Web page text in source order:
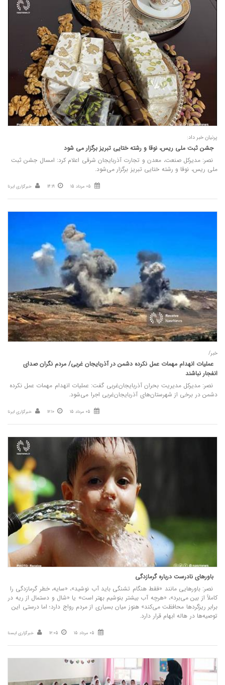
پرنیان خبر داد:
جشن ثبت ملی ریس، نوقا و رشته ختایی تبریز برگزار می شود
نصر: مدیرکل صنعت، معدن و تجارت آذربایجان‌ شرقی اعلام کرد: امسال جشن ثبت
ملی ریس، نوقا و رشته ختایی تبریز برگزار می‌شود.
05 مرداد 15 14:19 خبرگزاری ایرنا
خبر/
عملیات انهدام مهمات عمل نکرده دشمن در آذربایجان‌ غربی/ مردم نگران صدای
انفجار نباشند
نصر: مدیرکل مدیریت بحران آذربایجان‌غربی گفت: عملیات انهدام مهمات عمل نکرده
دشمن در برخی از شهرستان‌های آذربایجان‌غربی اجرا می‌شود.
05 مرداد 15 12:10 خبرگزاری ایرنا
باورهای نادرست درباره گرمازدگی
نصر: باورهایی مانند «فقط هنگام تشنگی باید آب نوشید»، «سایه، خطر گرمازدگی را
کاملاً از بین می‌برد»، «هرچه آب بیشتر بنوشیم بهتر است» یا «شال و دستمال از ریه در
برابر ریزگردها محافظت می‌کند» هنوز میان بسیاری از مردم رواج دارد؛ اما درستی این
توصیه‌ها در هاله ابهام قرار دارد.
05 مرداد 15 12:05 خبرگزاری ایسنا